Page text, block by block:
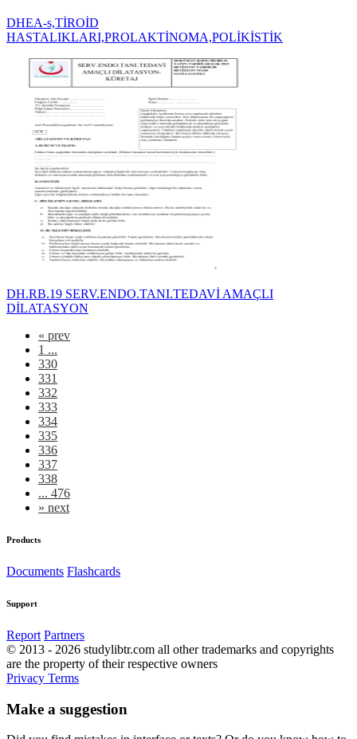
DHEA-s,TİROİD
HASTALIKLARI,PROLAKTİNOMA,POLİKİSTİK
DH.RB.19 SERV.ENDO.TANI.TEDAVİ AMAÇLI
DİLATASYON
« prev
1 ...
330
331
332
333
334
335
336
337
338
... 476
» next
Products
Documents Flashcards
Support
Report Partners
© 2013 - 2026 studylibtr.com all other trademarks and copyrights
are the property of their respective owners
Privacy Terms
Make a suggestion